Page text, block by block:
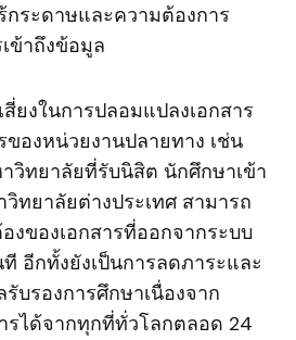
กระดาษและความต้องการ
ข้าถึงข้อมูล
ยงในการปลอมแปลงเอกสาร
ของหน่วยงานปลายทาง เช่น
วิทยาลัยที่รับนิสิต นักศึกษาเข้า
ทยาลัยต่างประเทศ สามารถ
งของเอกสารที่ออกจากระบบ
อีกทั้งยังเป็นการลดภาระและ
บรองการศึกษาเนื่องจาก
รได้จากทุกที่ทั่วโลกตลอด 24